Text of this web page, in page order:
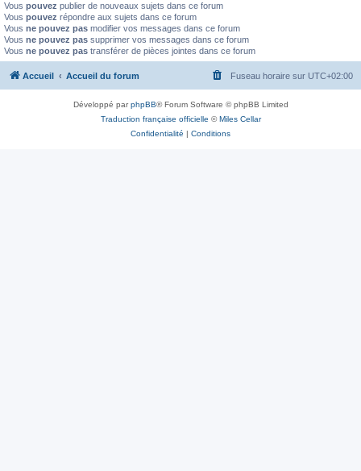
Vous pouvez publier de nouveaux sujets dans ce forum
Vous pouvez répondre aux sujets dans ce forum
Vous ne pouvez pas modifier vos messages dans ce forum
Vous ne pouvez pas supprimer vos messages dans ce forum
Vous ne pouvez pas transférer de pièces jointes dans ce forum
Accueil Accueil du forum Fuseau horaire sur UTC+02:00
Développé parphpBB® Forum Software © phpBB Limited
Traduction française officielle ©Miles Cellar
Confidentialité | Conditions